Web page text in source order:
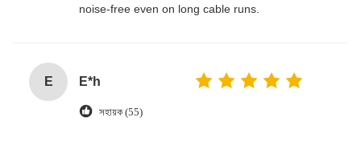
noise-free even on long cable runs.
E E*h
সহায়ক (55)